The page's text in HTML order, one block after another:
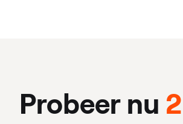
Probeer nu